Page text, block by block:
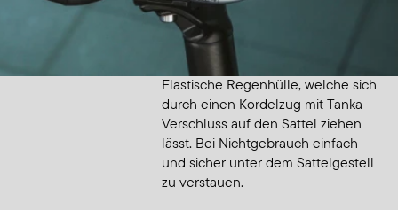
Zubehör Saddle Raincover Small
Elastische Regenhülle, welche sich
durch einen Kordelzug mit Tanka-
Verschluss auf den Sattel ziehen
lässt. Bei Nichtgebrauch einfach
und sicher unter dem Sattelgestell
zu verstauen.